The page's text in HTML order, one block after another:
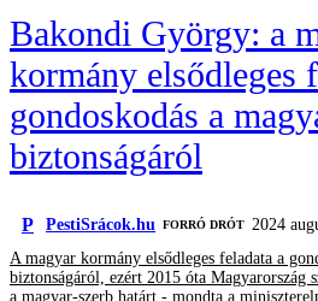
Bakondi György: a
kormány elsődleges
gondoskodás a
biztonságáról
P PestiSrácok.hu FORRÓ DRÓT
2024
A magyar kormány elsődleges feladata a
biztonságáról, ezért 2015 óta Magyarország
a magyar-szerb határt - mondta a